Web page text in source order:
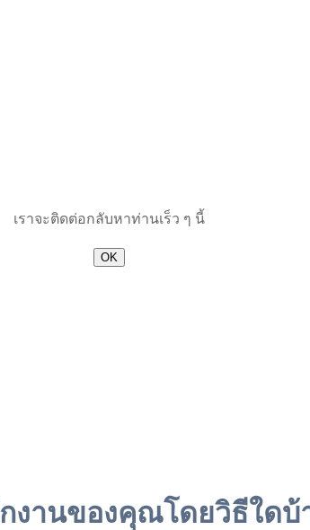
เราจะติดต่อกลับหาท่านเร็ว ๆ นี้
OK
งานของคุณโดยวิธีใดบ้